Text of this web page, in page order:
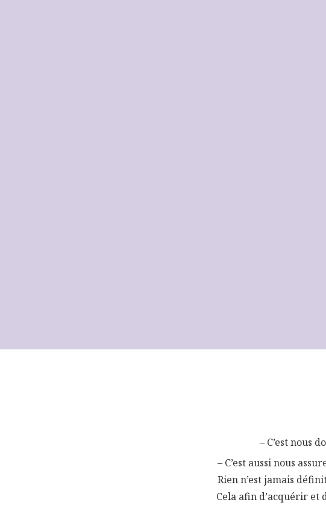
– C’est nous
– C’est aussi nous
Rien n’est jamais
Cela afin d’acquérir et